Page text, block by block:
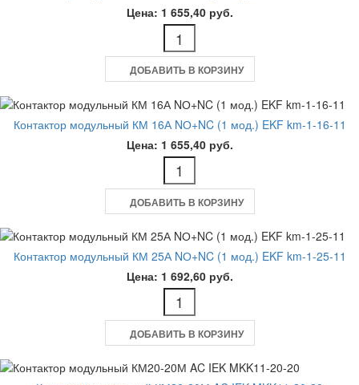
Цена: 1 655,40 руб.
ДОБАВИТЬ В КОРЗИНУ
Контактор модульный КМ 16А NО+NC (1 мод.) EKF km-1-16-11
Цена: 1 655,40 руб.
ДОБАВИТЬ В КОРЗИНУ
Контактор модульный КМ 25А NО+NC (1 мод.) EKF km-1-25-11
Цена: 1 692,60 руб.
ДОБАВИТЬ В КОРЗИНУ